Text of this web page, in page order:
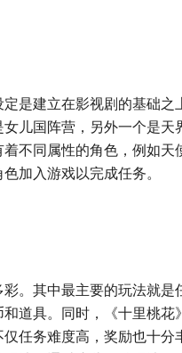
定是建立在影视剧的基础
儿国阵营，另外一个是天
不同属性的角色，例如
加入游戏以完成任务。
彩。其中最主要的玩法就
道具。同时，《十里桃花
任务难度高，奖励也十分